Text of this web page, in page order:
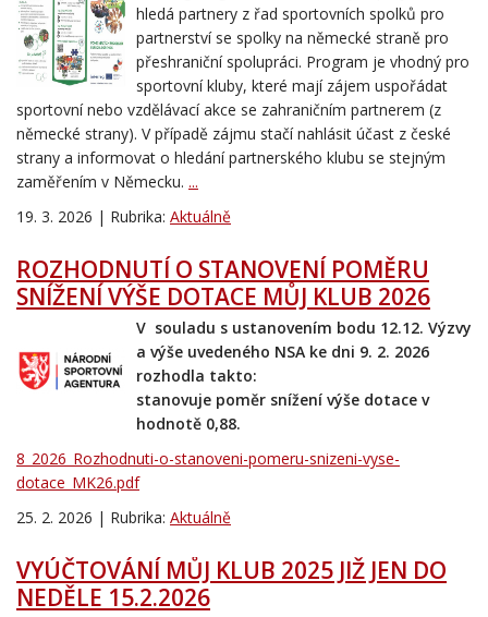
hledá partnery z řad sportovních spolků pro
partnerství se spolky na německé straně pro
přeshraniční spolupráci. Program je vhodný pro
sportovní kluby, které mají zájem uspořádat
sportovní nebo vzdělávací akce se zahraničním partnerem (z
německé strany). V případě zájmu stačí nahlásit účast z české
strany a informovat o hledání partnerského klubu se stejným
zaměřením v Německu. ...
19. 3. 2026 | Rubrika: Aktuálně
ROZHODNUTÍ O STANOVENÍ POMĚRU
SNÍŽENÍ VÝŠE DOTACE MŮJ KLUB 2026
V souladu s ustanovením bodu 12.12. Výzvy
a výše uvedeného NSA ke dni 9. 2. 2026
rozhodla takto:
stanovuje poměr snížení výše dotace v
hodnotě 0,88.
8_2026_Rozhodnuti-o-stanoveni-pomeru-snizeni-vyse-
dotace_MK26.pdf
25. 2. 2026 | Rubrika: Aktuálně
VYÚČTOVÁNÍ MŮJ KLUB 2025 JIŽ JEN DO
NEDĚLE 15.2.2026